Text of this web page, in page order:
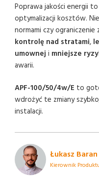
Poprawa jakości energii
optymalizacji kosztów.
normami czy ograniczenie
kontrolę nad stratami,
umownej i mniejsze
awarii.
APF-100/50/4w/E to
wdrożyć te zmiany
instalacji.
Łukasz Baran
Kierownik